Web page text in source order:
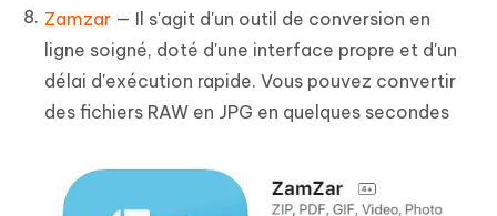
Zamzar — Il s'agit d'un outil de conversion en
ligne soigné, doté d'une interface propre et d'un
délai d'exécution rapide. Vous pouvez convertir
des fichiers RAW en JPG en quelques secondes